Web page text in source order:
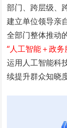
部门、跨层级、
建立单位领导亲
全部门整体推动
“人工智能＋政务
运用人工智能科
续提升群众知晓